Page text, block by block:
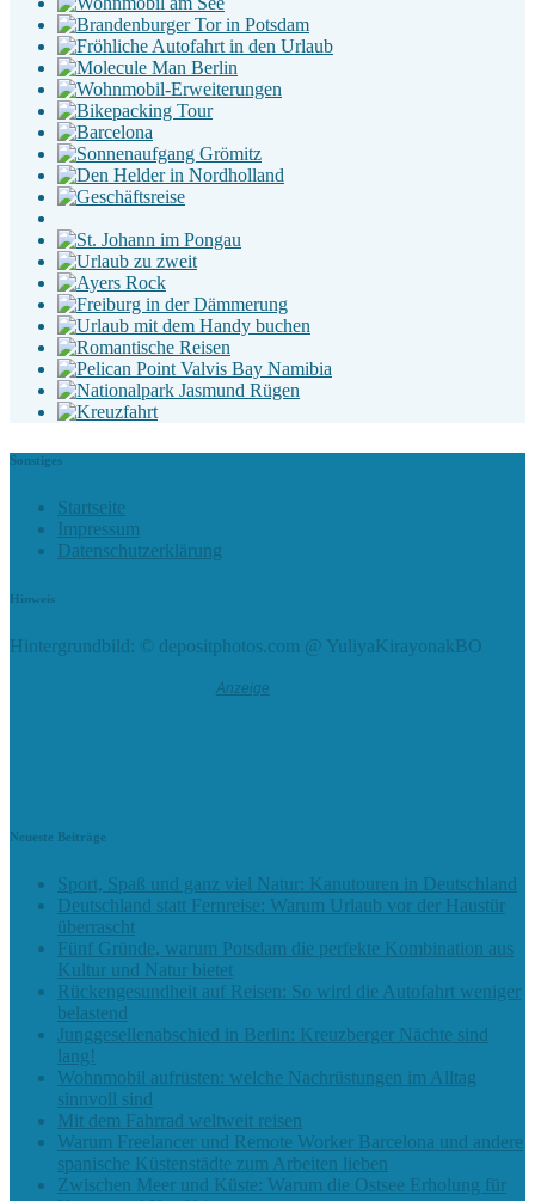
Sonstiges
Startseite
Impressum
Datenschutzerklärung
Hinweis
Hintergrundbild: © depositphotos.com @ YuliyaKirayonakBO
Neueste Beiträge
Sport, Spaß und ganz viel Natur: Kanutouren in Deutschland
Deutschland statt Fernreise: Warum Urlaub vor der Haustür
überrascht
Fünf Gründe, warum Potsdam die perfekte Kombination aus
Kultur und Natur bietet
Rückengesundheit auf Reisen: So wird die Autofahrt weniger
belastend
Junggesellenabschied in Berlin: Kreuzberger Nächte sind
lang!
Wohnmobil aufrüsten: welche Nachrüstungen im Alltag
sinnvoll sind
Mit dem Fahrrad weltweit reisen
Warum Freelancer und Remote Worker Barcelona und andere
spanische Küstenstädte zum Arbeiten lieben
Zwischen Meer und Küste: Warum die Ostsee Erholung für